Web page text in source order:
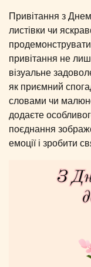
Привітання з
листівки чи
продемонструвати
привітання не
візуальне
як приємний
словами чи
додаєте
поєднання
емоції і зробити